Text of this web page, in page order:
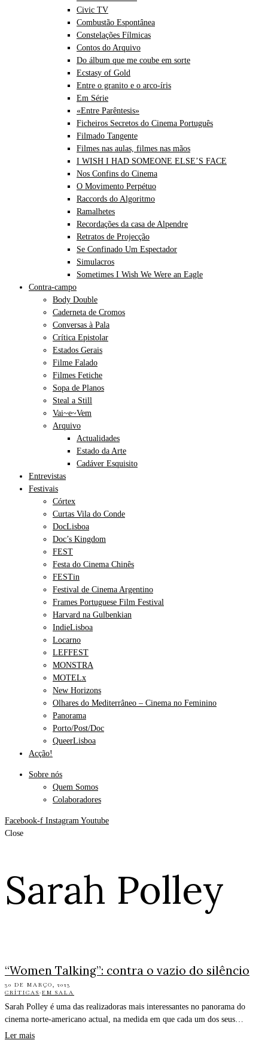
Civic TV
Combustão Espontânea
Constelações Fílmicas
Contos do Arquivo
Do álbum que me coube em sorte
Ecstasy of Gold
Entre o granito e o arco-íris
Em Série
«Entre Parêntesis»
Ficheiros Secretos do Cinema Português
Filmado Tangente
Filmes nas aulas, filmes nas mãos
I WISH I HAD SOMEONE ELSE’S FACE
Nos Confins do Cinema
O Movimento Perpétuo
Raccords do Algoritmo
Ramalhetes
Recordações da casa de Alpendre
Retratos de Projecção
Se Confinado Um Espectador
Simulacros
Sometimes I Wish We Were an Eagle
Contra-campo
Body Double
Caderneta de Cromos
Conversas à Pala
Crítica Epistolar
Estados Gerais
Filme Falado
Filmes Fetiche
Sopa de Planos
Steal a Still
Vai~e~Vem
Arquivo
Actualidades
Estado da Arte
Cadáver Esquisito
Entrevistas
Festivais
Córtex
Curtas Vila do Conde
DocLisboa
Doc’s Kingdom
FEST
Festa do Cinema Chinês
FESTin
Festival de Cinema Argentino
Frames Portuguese Film Festival
Harvard na Gulbenkian
IndieLisboa
Locarno
LEFFEST
MONSTRA
MOTELx
New Horizons
Olhares do Mediterrâneo – Cinema no Feminino
Panorama
Porto/Post/Doc
QueerLisboa
Acção!
Sobre nós
Quem Somos
Colaboradores
Facebook-f Instagram Youtube
Close
Sarah Polley
“Women Talking”: contra o vazio do silêncio
30 DE MARÇO, 2023
CRÍTICAS·EM SALA
Sarah Polley é uma das realizadoras mais interessantes no panorama do
cinema norte-americano actual, na medida em que cada um dos seus…
Ler mais